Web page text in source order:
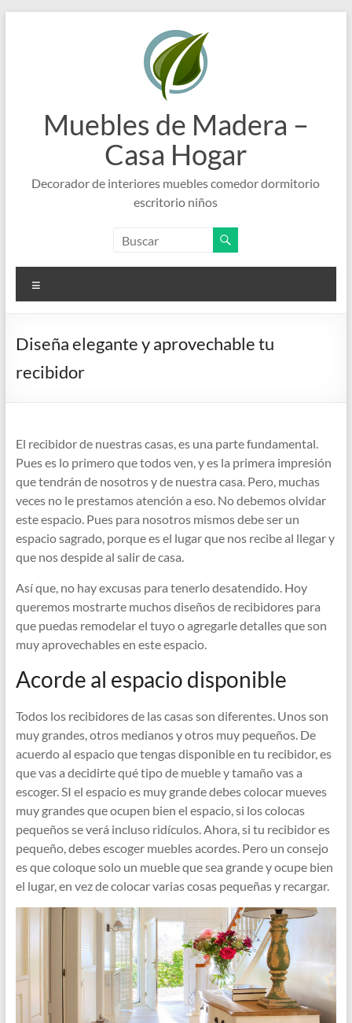
Muebles de Madera –
Casa Hogar
Decorador de interiores muebles comedor dormitorio
escritorio niños
Diseña elegante y aprovechable tu
recibidor
El recibidor de nuestras casas, es una parte fundamental.
Pues es lo primero que todos ven, y es la primera impresión
que tendrán de nosotros y de nuestra casa. Pero, muchas
veces no le prestamos atención a eso. No debemos olvidar
este espacio. Pues para nosotros mismos debe ser un
espacio sagrado, porque es el lugar que nos recibe al llegar y
que nos despide al salir de casa.
Así que, no hay excusas para tenerlo desatendido. Hoy
queremos mostrarte muchos diseños de recibidores para
que puedas remodelar el tuyo o agregarle detalles que son
muy aprovechables en este espacio.
Acorde al espacio disponible
Todos los recibidores de las casas son diferentes. Unos son
muy grandes, otros medianos y otros muy pequeños. De
acuerdo al espacio que tengas disponible en tu recibidor, es
que vas a decidirte qué tipo de mueble y tamaño vas a
escoger. SI el espacio es muy grande debes colocar mueves
muy grandes que ocupen bien el espacio, si los colocas
pequeños se verá incluso ridículos. Ahora, si tu recibidor es
pequeño, debes escoger muebles acordes. Pero un consejo
es que coloque solo un mueble que sea grande y ocupe bien
el lugar, en vez de colocar varias cosas pequeñas y recargar.